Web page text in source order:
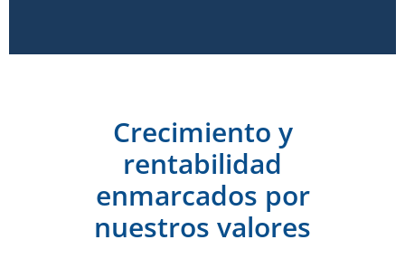
Crecimiento y
rentabilidad
enmarcados por
nuestros valores